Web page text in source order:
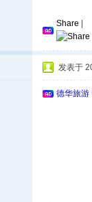
Share
发表于
德华旅游